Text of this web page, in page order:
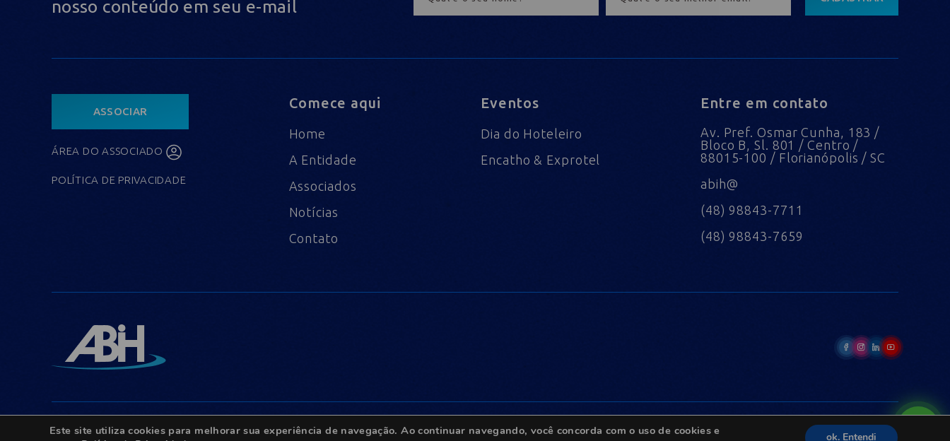
nosso conteúdo em seu e-mail
ASSOCIAR
ÁREA DO ASSOCIADO
POLÍTICA DE PRIVACIDADE
Comece aqui
Home
A Entidade
Associados
Notícias
Contato
Eventos
Dia do Hoteleiro
Encatho & Exprotel
Entre em contato
Av. Pref. Osmar Cunha, 183 /
Bloco B, Sl. 801 / Centro /
88015-100 / Florianópolis / SC
abih@
(48) 98843-7711
(48) 98843-7659
© Copyright 2022 - Todos os direitos reservados.
Este site utiliza cookies para melhorar sua experiência de navegação. Ao continuar navegando, você concorda com o uso de cookies e
ok. Entendi